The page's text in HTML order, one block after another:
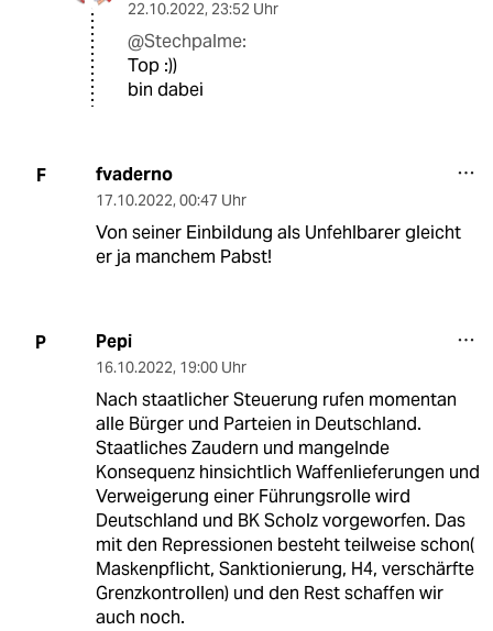
22.10.2022, 23:52 Uhr
@Stechpalme:
Top :))
bin dabei
F fvaderno
17.10.2022, 00:47 Uhr
Von seiner Einbildung als Unfehlbarer gleicht
er ja manchem Pabst!
P Pepi
16.10.2022, 19:00 Uhr
Nach staatlicher Steuerung rufen momentan
alle Bürger und Parteien in Deutschland.
Staatliches Zaudern und mangelnde
Konsequenz hinsichtlich Waffenlieferungen und
Verweigerung einer Führungsrolle wird
Deutschland und BK Scholz vorgeworfen. Das
mit den Repressionen besteht teilweise schon(
Maskenpflicht, Sanktionierung, H4, verschärfte
Grenzkontrollen) und den Rest schaffen wir
auch noch.